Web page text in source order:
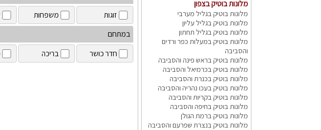
מלונות בוטיק בצפון
מלונות בוטיק בגליל מערבי
מלונות בוטיק בגליל עליון
מלונות בוטיק בגליל תחתון
מלונות בוטיק במעלות כפר ורדים
והסביבה
מלונות בוטיק בראש פינה והסביבה
מלונות בוטיק בכרמיאל והסביבה
מלונות בוטיק בכנרת והסביבה
מלונות בוטיק בעכו נהריה והסביבה
מלונות בוטיק בקריות והסביבה
מלונות בוטיק בחיפה והסביבה
מלונות בוטיק ברמת הגולן
מלונות בוטיק בנצרת שפרעם והסביבה
זוגות
משפחות
במתחם
חדר כושר
בריכה